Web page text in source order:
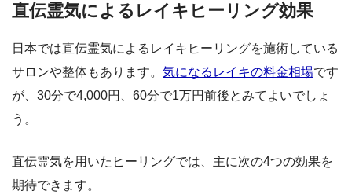
直伝霊気によるレイキヒーリング効果
日本では直伝霊気によるレイキヒーリングを施術している
サロンや整体もあります。 気になるレイキの料金相場です
が、30分で4,000円、60分で1万円前後とみてよいでしょ
う。
直伝霊気を用いたヒーリングでは、主に次の4つの効果を
期待できます。